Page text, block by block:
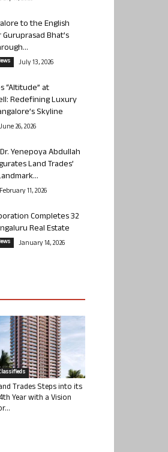
to the English
Bhat’s
July 13, 2026
“Altitude” at
Redefining Luxury
Skyline
June 26, 2026
Yenepoya Abdullah
Land Trades’
February 11, 2026
Completes 32
Real Estate
January 14, 2026
Trades Steps into its
Year with a Vision